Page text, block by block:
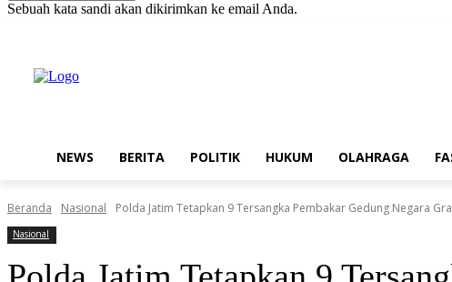
Sebuah kata sandi akan dikirimkan ke email Anda.
NEWS BERITA POLITIK HUKUM OLAHRAGA
Beranda Nasional Polda Jatim Tetapkan 9 Tersangka Pembakar Gedung Negara
Nasional